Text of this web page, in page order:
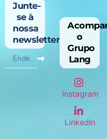
Junte-
se à
nossa
newsletter
o
Grupo
Lang
Instagram
LinkedIn